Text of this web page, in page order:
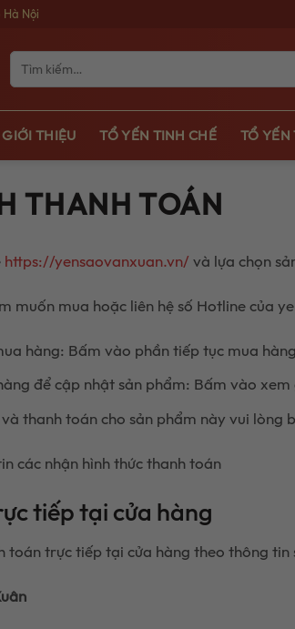
Nội
Tìm
kiếm:
GIỚI THIỆU TỔ YẾN TINH CHẾ TỔ YẾN
THANH TOÁN
https://yensaovanxuan.vn/ và lựa chọn
muốn mua hoặc liên hệ số Hotline của
hàng: Bấm vào phần tiếp tục mua
để cập nhật sản phẩm: Bấm vào
thanh toán cho sản phẩm này vui
các nhận hình thức thanh toán
tiếp tại cửa hàng
toán trực tiếp tại cửa hàng theo thông tin